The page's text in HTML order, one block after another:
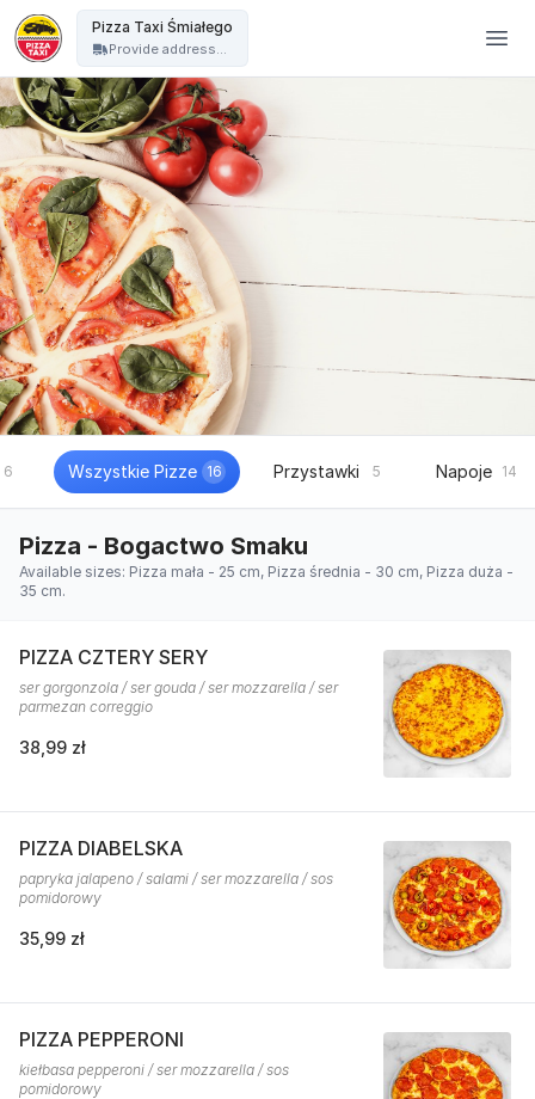
Pizza Taxi Śmiałego
Provide address...
6 Wszystkie Pizze 16 Przystawki 5 Napoje 14
Pizza - Bogactwo Smaku
Available sizes: Pizza mała - 25 cm, Pizza średnia - 30 cm, Pizza duża -
35 cm.
PIZZA CZTERY SERY
ser gorgonzola / ser gouda / ser mozzarella / ser
parmezan correggio
38,99 zł
PIZZA DIABELSKA
papryka jalapeno / salami / ser mozzarella / sos
pomidorowy
35,99 zł
PIZZA PEPPERONI
kiełbasa pepperoni / ser mozzarella / sos
pomidorowy